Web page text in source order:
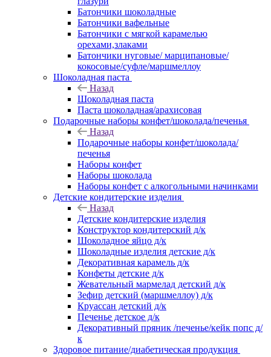
Батончики шоколадные
Батончики вафельные
Батончики с мягкой карамелью
орехами,злаками
Батончики нуговые/ марципановые/
кокосовые/суфле/маршмеллоу
Шоколадная паста
Назад
Шоколадная паста
Паста шоколадная/арахисовая
Подарочные наборы конфет/шоколада/печенья
Назад
Подарочные наборы конфет/шоколада/
печенья
Наборы конфет
Наборы шоколада
Наборы конфет с алкогольными начинками
Детские кондитерские изделия
Назад
Детские кондитерские изделия
Конструктор кондитерский д/к
Шоколадное яйцо д/к
Шоколадные изделия детские д/к
Декоративная карамель д/к
Конфеты детские д/к
Жевательный мармелад детский д/к
Зефир детский (маршмеллоу) д/к
Круассан детский д/к
Печенье детское д/к
Декоративный пряник /печенье/кейк попс д/
к
Здоровое питание/диабетическая продукция